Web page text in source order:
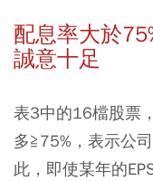
配息率大於
誠意十足
表3中的16檔股票
多≧75%，表示公
此，即使某年的